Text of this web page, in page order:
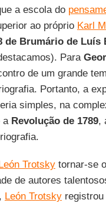
a escola do
ao próprio Karl
de Brumário de Luís
Para
de um grande
Portanto, a
simples, na
a Revolução de 1789,
Trotskytornar-se
de autores
León Trotskyregistrou